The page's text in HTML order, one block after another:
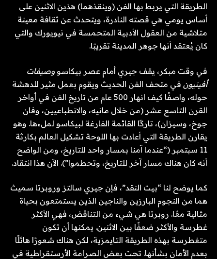
الطريقة التي يربط بها الفن (وينقذهما) هذين الاثنين على
أساس يومي هي قصته النادرة، ويتحدث عن ثقافة معينة
متلاشية من العقول الأدبية المتحمسة في نيويورك والتي
كان يُعتقد أنها جوهر المدينة تقريبًا.
في وقت مبكر، يقف جيري أمام عصر بيكاسو وصيفات
أفينيون في متحف الفن الحديث ويقوم بعمل مثير للدهشة
حوله، واصفًا كيف انهار 500 عام من تاريخ الفن في أواخر
القرن التاسع عشر (من خلال مانيه، والانطباعيين، وفان
جوخ، وسيزان)، تاركًا القائمة الفارغة لبيكاسو لملءها. وهو
يقارن الطريقة التي أعادت بها اللوحة تشكيل العالم بكارثة
11 سبتمبر (“عندما آمنا بمسار واحد للتاريخ، ومن الواضح
أنه كان هناك مسار آخر للتاريخ، وتحطموا”). الآن هذا انتقاد.
كما يوضح لنا “بيت النقد”، فإن جيري سالتز وروبرتا سميث
هما من النجوم البارزين والناجين الذين يستمتعون بحياة
مثالية معًا. روبرتا هي شيء من التناقض، فهي الأكثر
غطرسة والأكثر ضعفًا بين الاثنين. يمكنها أن تكون
متغطرسة بهذه الطريقة التايمزية، لكن هناك شعورًا هائلًا
بعدم الأمان بشأنها. تحت بعض الصرامة الأرستقراطية في